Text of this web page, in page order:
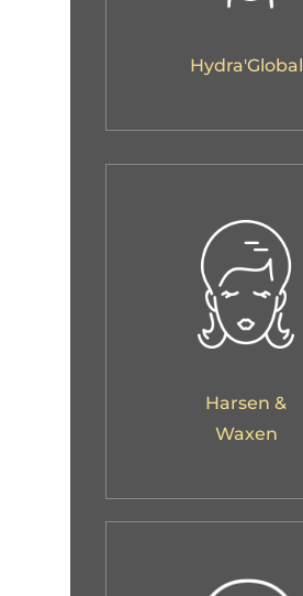
Hydra'Global
Harsen &
Waxen